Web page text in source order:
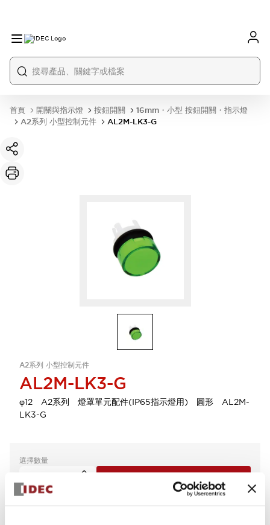
首頁 開關與指示燈 按鈕開關
16mm・小型 按鈕開關・指示燈
A2系列 小型控制元件
AL2M-LK3-G
A2系列 小型控制元件
AL2M-LK3-G
φ12 A2系列 燈罩單元配件(IP65指示燈用) 圓形 AL2M-
LK3-G
選擇數量
新增到詢價單